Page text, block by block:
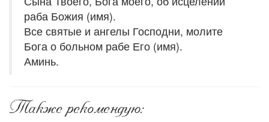
раба Божия (имя).
Все святые и ангелы Господни, молите
Бога о больном рабе Его (имя).
Аминь.
Также рекомендую: